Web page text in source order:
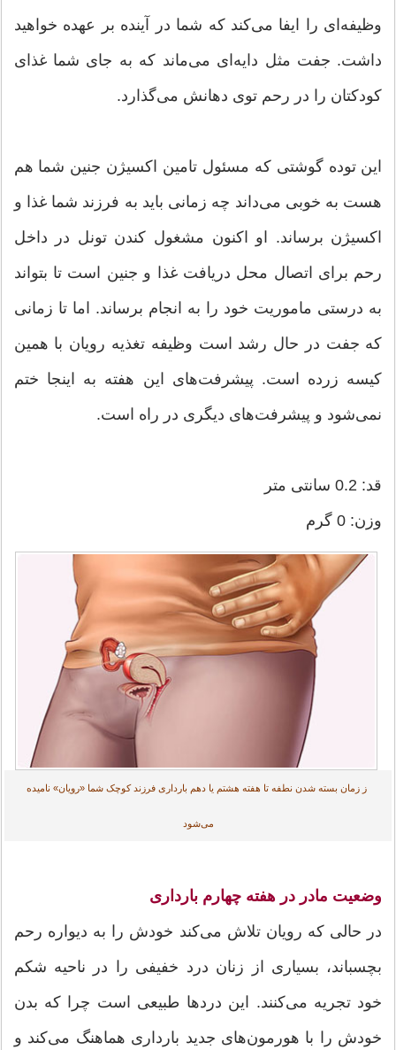
وظیفه‌ای را ایفا می‌کند که شما در آینده بر عهده خواهید
داشت. جفت مثل دایه‌ای می‌ماند که به جای شما غذای
کودکتان را در رحم توی دهانش می‌گذارد.
این توده گوشتی که مسئول تامین اکسیژن جنین شما هم
هست به خوبی می‌داند چه زمانی باید به فرزند شما غذا و
اکسیژن برساند. او اکنون مشغول کندن تونل در داخل
رحم برای اتصال محل دریافت غذا و جنین است تا بتواند
به درستی ماموریت خود را به انجام برساند. اما تا زمانی
که جفت در حال رشد است وظیفه تغذیه رویان با همین
کیسه زرده است. پیشرفت‌های این هفته به اینجا ختم
نمی‌شود و پیشرفت‌های دیگری در راه است.
قد: 0.2 سانتی متر
وزن: 0 گرم
ز زمان بسته شدن نطفه تا هفته هشتم یا دهم بارداری فرزند کوچک شما «رویان» نامیده
می‌شود
وضعیت مادر در هفته چهارم بارداری
در حالی که رویان تلاش می‌کند خودش را به دیواره رحم
بچسباند، بسیاری از زنان درد خفیفی را در ناحیه شکم
خود تجریه می‌کنند. این دردها طبیعی است چرا که بدن
خودش را با هورمون‌های جدید بارداری هماهنگ می‌کند و